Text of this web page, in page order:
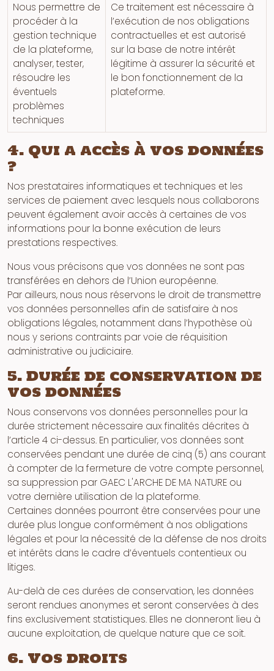
Nous permettre de
procéder à la
gestion technique
de la plateforme,
analyser, tester,
résoudre les
éventuels
problèmes
techniques
Ce traitement est nécessaire à
l’exécution de nos obligations
contractuelles et est autorisé
sur la base de notre intérêt
légitime à assurer la sécurité et
le bon fonctionnement de la
plateforme.
4. Qui a accès à vos données
?
Nos prestataires informatiques et techniques et les
services de paiement avec lesquels nous collaborons
peuvent également avoir accès à certaines de vos
informations pour la bonne exécution de leurs
prestations respectives.
Nous vous précisons que vos données ne sont pas
transférées en dehors de l’Union européenne.
Par ailleurs, nous nous réservons le droit de transmettre
vos données personnelles afin de satisfaire à nos
obligations légales, notamment dans l’hypothèse où
nous y serions contraints par voie de réquisition
administrative ou judiciaire.
5. Durée de conservation de
vos données
Nous conservons vos données personnelles pour la
durée strictement nécessaire aux finalités décrites à
l’article 4 ci-dessus. En particulier, vos données sont
conservées pendant une durée de cinq (5) ans courant
à compter de la fermeture de votre compte personnel,
sa suppression par GAEC L'ARCHE DE MA NATURE ou
votre dernière utilisation de la plateforme.
Certaines données pourront être conservées pour une
durée plus longue conformément à nos obligations
légales et pour la nécessité de la défense de nos droits
et intérêts dans le cadre d’éventuels contentieux ou
litiges.
Au-delà de ces durées de conservation, les données
seront rendues anonymes et seront conservées à des
fins exclusivement statistiques. Elles ne donneront lieu à
aucune exploitation, de quelque nature que ce soit.
6. Vos droits